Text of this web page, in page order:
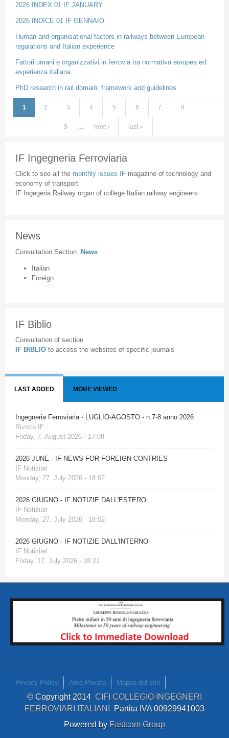
2026 INDEX 01 IF JANUARY
2026 INDICE 01 IF GENNAIO
Human and organisational factors in railways between European
regulations and Italian experience
Fattori umani e organizzativi in ferrovia tra normativa europea ed
esperienza italiana
PhD research in rail domain: framework and guidelines
Pages
1 2 3 4 5 6 7 8
9 … next › last »
IF Ingegneria Ferroviaria
Click to see all the monthly issues IF magazine of technology and
economy of transport
IF Ingegeria Railway organ of college Italian railway engineers
News
Consultation Section News
Italian
Foreign
IF Biblio
Consultation of section
IF BIBLIO to access the websites of specific journals
LAST ADDED MORE VIEWED
Ingegneria Ferroviaria - LUGLIO-AGOSTO - n.7-8 anno 2026
Rivista IF
Friday, 7. August 2026 - 17:08
2026 JUNE - IF NEWS FOR FOREIGN CONTRIES
IF Notiziari
Monday, 27. July 2026 - 18:02
2026 GIUGNO - IF NOTIZIE DALL'ESTERO
IF Notiziari
Monday, 27. July 2026 - 18:02
2026 GIUGNO - IF NOTIZIE DALL'INTERNO
IF Notiziari
Friday, 17. July 2026 - 18:21
Privacy Policy Area Privata Mappa del sito
© Copyright 2014 CIFI COLLEGIO INGEGNERI
FERROVIARI ITALIANI Partita IVA 00929941003
Powered by Fastcom Group